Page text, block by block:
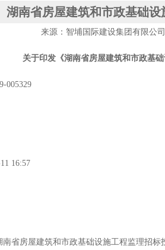
湖南省房屋建筑和市政基础
来源：智埔国际建设集团有限公
关于印发《湖南省房屋建筑和市政基
005329
16:57
南省房屋建筑和市政基础设施工程监理招标